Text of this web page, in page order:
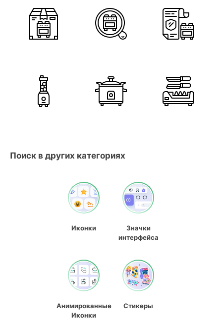
Поиск в других категориях
Иконки
Значки
интерфейса
Анимированные
Иконки
Стикеры